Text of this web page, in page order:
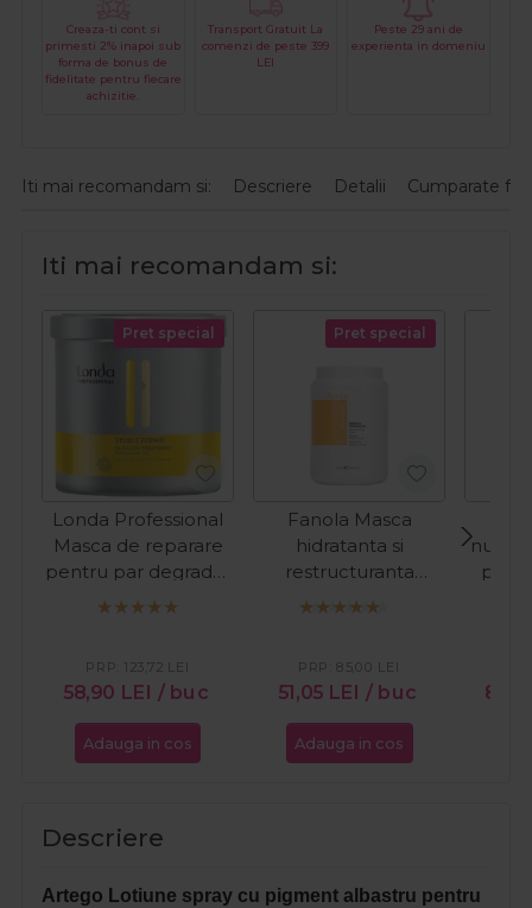
Creaza-ti cont si
primesti 2% inapoi sub
forma de bonus de
fidelitate pentru fiecare
achizitie.
Transport Gratuit La
comenzi de peste 399
LEI
Peste 29 ani de
experienta in domeniu
Iti mai recomandam si: Descriere Detalii Cumparate
Iti mai recomandam si:
Pret special
Londa Professional
Masca de reparare
pentru par degradat
Visible Repair 750ml
58,90 LEI / buc
PRP: 123,72 LEI
Adauga in cos
Pret special
Fanola Masca
hidratanta si
restructuranta
pentru par uscat
51,05 LEI / buc
PRP: 85,00 LEI
Adauga in cos
par
Descriere
Artego Lotiune spray cu pigment albastru pentru